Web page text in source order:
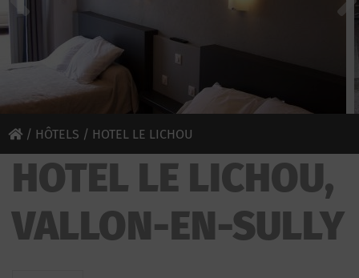
/ HÔTELS / HOTEL LE LICHOU
HOTEL LE LICHOU,
VALLON-EN-SULLY